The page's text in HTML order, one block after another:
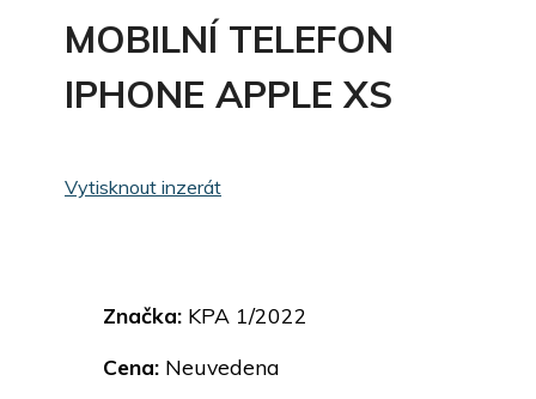
MOBILNÍ TELEFON
IPHONE APPLE XS
Vytisknout inzerát
Značka: KPA 1/2022
Cena: Neuvedena